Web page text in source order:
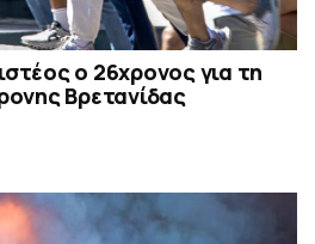
ο 26χρονος για τη
Βρετανίδας